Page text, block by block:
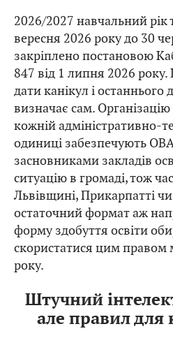
2026/2027 навчальний рік
вересня 2026 року до 30
закріплено постановою
847 від 1 липня 2026 року.
дати канікул і останнього
визначає сам.
кожній адміністративно-
одиниці забезпечують
засновниками закладів
ситуацію в громаді, тож
Львівщині, Прикарпатті
остаточний формат аж
форму здобуття освіти
скористатися цим правом
року.
Штучний
але правил для